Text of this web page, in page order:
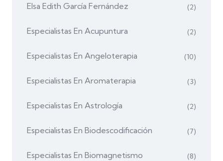
Elsa Edith García Fernández (2)
Especialistas En Acupuntura (2)
Especialistas En Angeloterapia (10)
Especialistas En Aromaterapia (3)
Especialistas En Astrología (2)
Especialistas En Biodescodificación (7)
Especialistas En Biomagnetismo (8)